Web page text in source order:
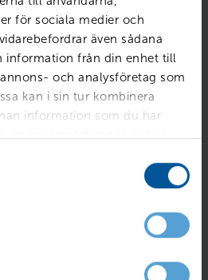
för sociala medier och
även sådana
information från din enhet till
och analysföretag som
kan i sin tur kombinera
information som du har
de har samlat in när du har